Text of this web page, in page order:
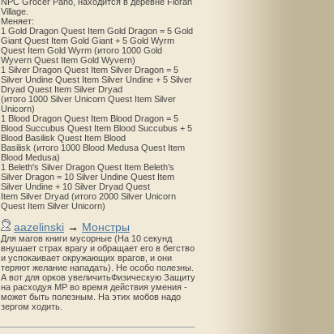
Village.
Меняет:
1 Gold Dragon Quest Item Gold Dragon = 5 Gold
Giant Quest Item Gold Giant + 5 Gold Wyrm
Quest Item Gold Wyrm (итого 1000 Gold
Wyvern Quest Item Gold Wyvern)
1 Silver Dragon Quest Item Silver Dragon = 5
Silver Undine Quest Item Silver Undine + 5 Silver
Dryad Quest Item Silver Dryad
(итого 1000 Silver Unicorn Quest Item Silver
Unicorn)
1 Blood Dragon Quest Item Blood Dragon = 5
Blood Succubus Quest Item Blood Succubus + 5
Blood Basilisk Quest Item Blood
Basilisk (итого 1000 Blood Medusa Quest Item
Blood Medusa)
1 Beleth's Silver Dragon Quest Item Beleth’s
Silver Dragon = 10 Silver Undine Quest Item
Silver Undine + 10 Silver Dryad Quest
Item Silver Dryad (итого 2000 Silver Unicorn
Quest Item Silver Unicorn)
aazelinski → Монстры
Для магов книги мусорные (На 10 секунд
внушает страх врагу и обращает его в бегство
и успокаивает окружающих врагов, и они
теряют желание нападать). Не особо полезны.
А вот для орков увеличитьФизическую Защиту
на расходуя MP во время действия умения -
может быть полезным. На этих мобов надо
зергом ходить.